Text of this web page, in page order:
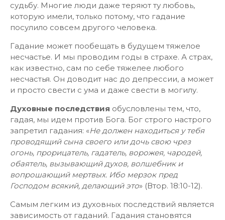
судьбу. Многие люди даже теряют ту любовь,
которую имели, только потому, что гадание
посулило совсем другого человека.
Гадание может пообещать в будущем тяжелое
несчастье. И мы проводим годы в страхе. А страх,
как известно, сам по себе тяжелее любого
несчастья. Он доводит нас до депрессии, а может
и просто свести с ума и даже свести в могилу.
Духовные последствия обусловлены тем, что,
гадая, мы идем против Бога. Бог строго настрого
запретил гадания: «Не должен находиться у тебя
проводящий сына своего или дочь свою чрез
огонь, прорицатель, гадатель, ворожея, чародей,
обаятель, вызывающий духов, волшебник и
вопрошающий мертвых. Ибо мерзок пред
Господом всякий, делающий это» (Втор. 18:10-12).
Самым легким из духовных последствий является
зависимость от гаданий. Гадания становятся